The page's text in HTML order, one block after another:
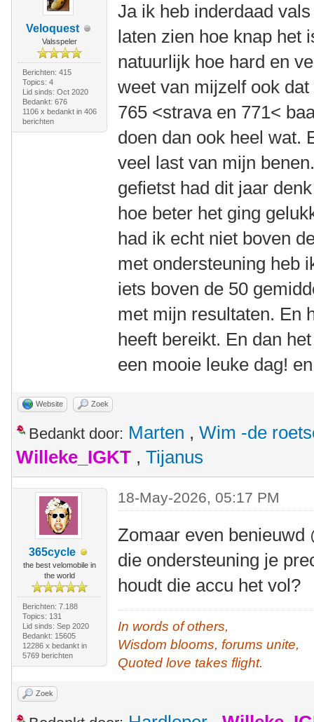
Veloquest
Valsspeler
Berichten: 415
Topics: 4
Lid sinds: Oct 2020
Bedankt: 676
1106 x bedankt in 406
berichten
Ja ik heb inderdaad
laten zien hoe knap het
natuurlijk hoe hard en
weet van mijzelf ook
765 <strava en 771<
doen dan ook heel wat.
veel last van mijn
gefietst had dit jaar
hoe beter het ging
had ik echt niet boven
met ondersteuning heb
iets boven de 50
met mijn resultaten. En
heeft bereikt. En dan
een mooie leuke dag!
Website Zoek
Bedankt door: Marten , Wim -de
Willeke_IGKT , Tijanus
365cycle
the best velomobile in
the world
Berichten: 7.188
Topics: 131
Lid sinds: Sep 2020
Bedankt: 15605
12286 x bedankt in
5769 berichten
18-May-2026, 05:17 PM
Zomaar even benieuwd
die ondersteuning je
houdt die accu het vol?
In words of others,
Wisdom blooms, forums unite,
Quoted love takes flight.
Zoek